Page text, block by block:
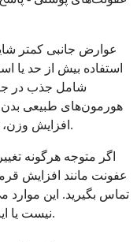
عوارض جانبی کمتر
استفاده بیش از حد یا
شامل جذب در
هورمون‌های طبیعی بدن
افزایش وزن، تغییرات خلق و خو یا افزایش قند خون شود.
اگر متوجه هرگونه
عفونت مانند افزایش
تماس بگیرید. این موارد
نیست یا اینکه به یک رویکرد درمانی متفاوت نیاز دارید.